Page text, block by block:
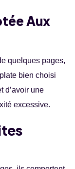
Aux
quelques pages,
bien choisi
d’avoir une
excessive.